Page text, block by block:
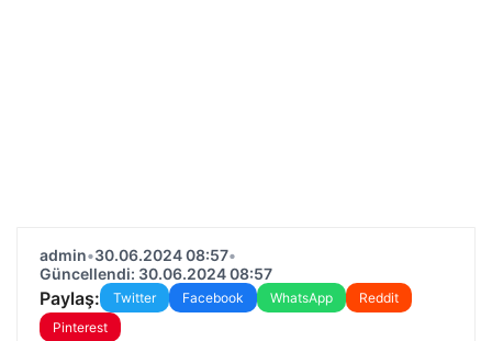
admin•30.06.2024 08:57•
Güncellendi: 30.06.2024 08:57
Paylaş: Twitter Facebook WhatsApp
Reddit
Pinterest